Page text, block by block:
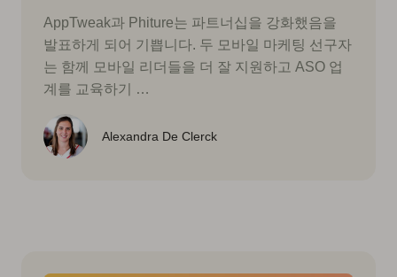
AppTweak과 Phiture는 파트너십을 강화했음을
발표하게 되어 기쁩니다. 두 모바일 마케팅 선구자
는 함께 모바일 리더들을 더 잘 지원하고 ASO 업
계를 교육하기 …
Alexandra De Clerck